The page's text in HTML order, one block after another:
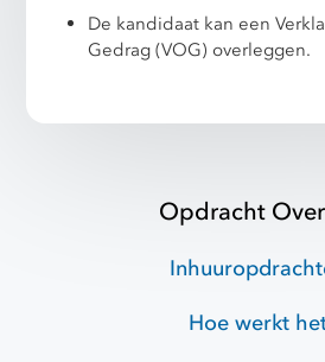
De kandidaat kan een
Gedrag (VOG) overleggen.
Opdracht
Hoe werkt